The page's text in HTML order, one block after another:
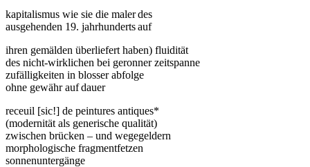
kapitalismus wie sie die maler des
ausgehenden 19. jahrhunderts auf
ihren gemälden überliefert haben) fluidität
des nicht-wirklichen bei geronner zeitspanne
zufälligkeiten in blosser abfolge
ohne gewähr auf dauer
receuil [sic!] de peintures antiques*
(modernität als generische qualität)
zwischen brücken – und wegegeldern
morphologische fragmentfetzen
sonnenuntergänge